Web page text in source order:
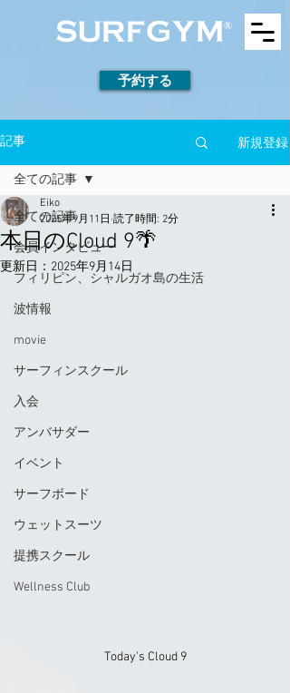
予約する
記事 新規登録
全ての記事
会員インタビュー
フィリピン、シャルガオ島の生活
波情報
movie
サーフィンスクール
入会
アンバサダー
イベント
サーフボード
ウェットスーツ
提携スクール
Wellness Club
全ての記事
本日のCloud 9🌴
Eiko
2025年9月11日 読了時間: 2分
更新日： 2025年9月14日
Today's Cloud 9